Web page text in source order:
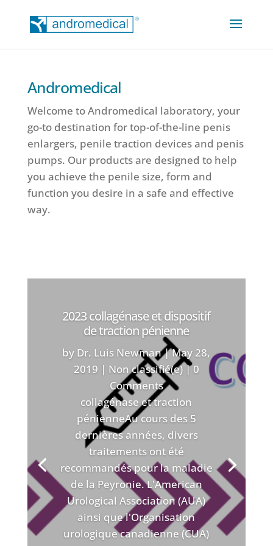
Andromedical
Welcome to Andromedical laboratory, your
go-to destination for top-of-the-line penis
enlargers, penile traction devices and penis
pumps. Our products are designed to help
you achieve the penile size, form and
function you desire in a safe and effective
way.
2023 collagénase et dispositif
de traction pénienne
by Dr. Luis Newman|May 28,
2019 | Non classifié(e)| 0
Comments
collagénase et traction
pénienneAu cours des 5
dernières années, divers
traitements ont été
recommandés pour la maladie
de la Peyronie. L'American
Urological Association (AUA)
ainsi que l'Organisation
urologique canadienne (CUA)